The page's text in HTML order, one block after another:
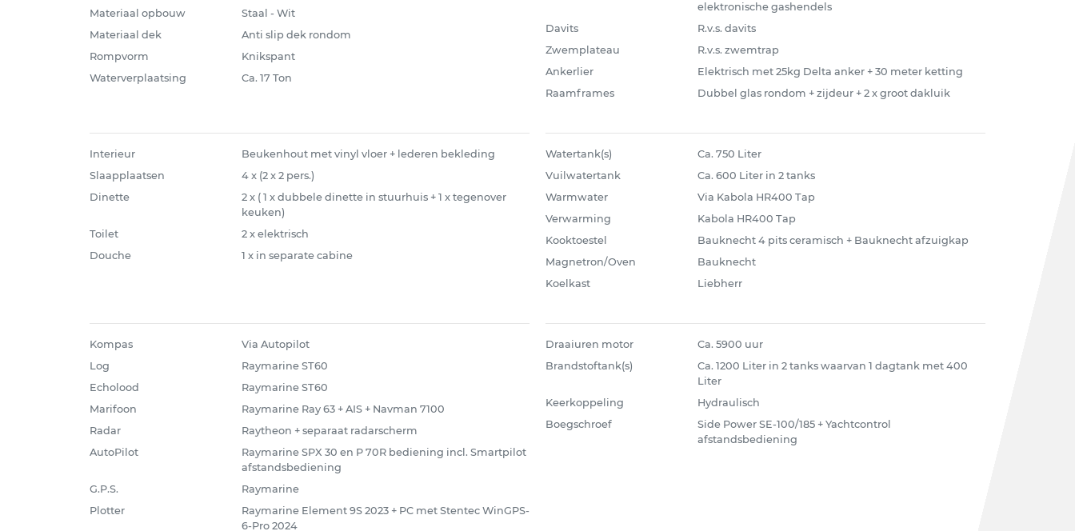
Materiaal opbouw
Staal - Wit
Materiaal dek
Anti slip dek rondom
Rompvorm
Knikspant
Waterverplaatsing
Ca. 17 Ton
elektronische gashendels
Davits
R.v.s. davits
Zwemplateau
R.v.s. zwemtrap
Ankerlier
Elektrisch met 25kg Delta anker + 30 meter ketting
Raamframes
Dubbel glas rondom + zijdeur + 2 x groot dakluik
Interieur
Beukenhout met vinyl vloer + lederen bekleding
Slaapplaatsen
4 x (2 x 2 pers.)
Dinette
2 x ( 1 x dubbele dinette in stuurhuis + 1 x tegenover
keuken)
Toilet
2 x elektrisch
Douche
1 x in separate cabine
Watertank(s)
Ca. 750 Liter
Vuilwatertank
Ca. 600 Liter in 2 tanks
Warmwater
Via Kabola HR400 Tap
Verwarming
Kabola HR400 Tap
Kooktoestel
Bauknecht 4 pits ceramisch + Bauknecht afzuigkap
Magnetron/Oven
Bauknecht
Koelkast
Liebherr
Kompas
Via Autopilot
Log
Raymarine ST60
Echolood
Raymarine ST60
Marifoon
Raymarine Ray 63 + AIS + Navman 7100
Radar
Raytheon + separaat radarscherm
AutoPilot
Raymarine SPX 30 en P 70R bediening incl. Smartpilot
afstandsbediening
G.P.S.
Raymarine
Plotter
Raymarine Element 9S 2023 + PC met Stentec WinGPS-
6-Pro 2024
Draaiuren motor
Ca. 5900 uur
Brandstoftank(s)
Ca. 1200 Liter in 2 tanks waarvan 1 dagtank met 400
Liter
Keerkoppeling
Hydraulisch
Boegschroef
Side Power SE-100/185 + Yachtcontrol
afstandsbediening